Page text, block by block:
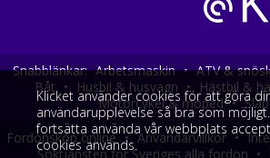
Snabblänkar: Arbetsmaskin • ATV &
Båt • Husbil & husvagn • Hästbil &
Motorcykel & moped •
Fordonsköp online • Användarvillkor •
Söktjänsten för Sveriges alla fordon •
Klicket använder cookies för att göra
användarupplevelse så bra som
fortsätta använda vår webbplats
cookies används.